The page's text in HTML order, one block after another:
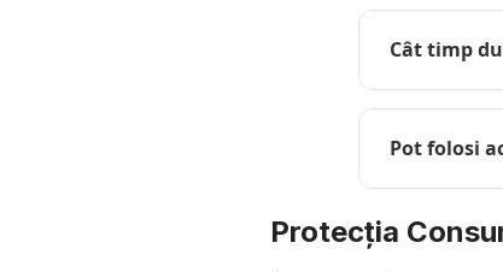
Cât timp
Pot folosi
Protecția